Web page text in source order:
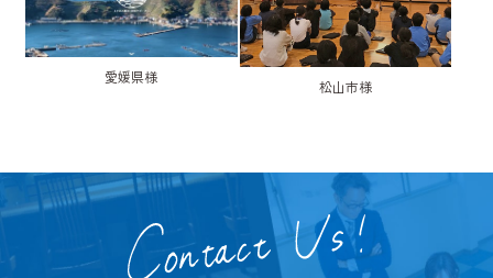
愛媛県様
松山市様